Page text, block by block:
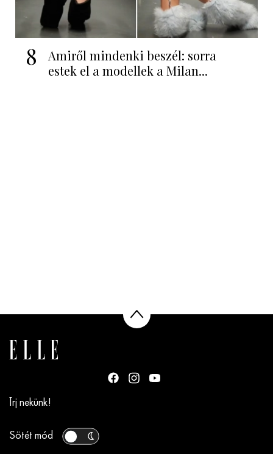
8
Amiről mindenki beszél: sorra
estek el a modellek a Milan...
Írj nekünk!
Sötét mód